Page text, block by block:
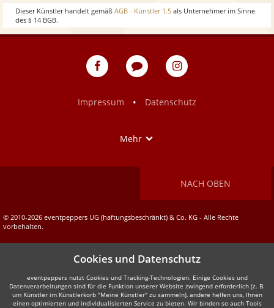
Dieser Künstler handelt gemäß AGB - Künstler 1.5 als Unternehmer im Sinne
des § 14 BGB.
eventpeppers
Blog
eventpeppers
Impressum
• Datenschutz
Mehr
NACH OBEN
© 2010-2026 eventpeppers UG (haftungsbeschränkt) & Co. KG - Alle Rechte
vorbehalten.
Cookies und Datenschutz
eventpeppers nutzt Cookies und Tracking-Technologien. Einige Cookies und
Datenverarbeitungen sind für die Funktion unserer Website zwingend erforderlich (z. B.
um Künstler im Künstlerkorb "Meine Künstler" zu sammeln), andere helfen uns, Ihnen
einen optimierten und individualisierten Service zu bieten. Wir binden so auch Tools